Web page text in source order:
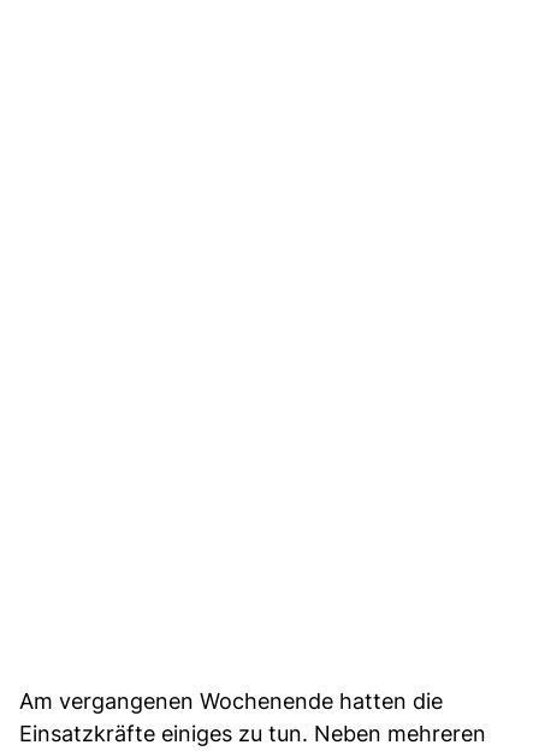
Am vergangenen Wochenende hatten die
Einsatzkräfte einiges zu tun. Neben mehreren